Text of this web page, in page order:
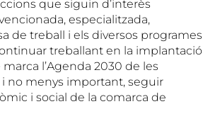
que siguin d’interès
especialitzada,
de treball i els diversos programes
treballant en la implantació
l’Agenda 2030 de les
i no menys important, seguir
i social de la comarca de